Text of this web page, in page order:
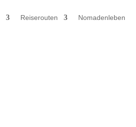
Reiserouten Nomadenleben